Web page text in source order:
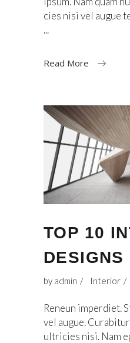
cies nisi vel augue
Read More
TOP 10
DESIGNS
by admin Interior
Reneun imperdiet.
vel augue.
ultricies nisi. Nam